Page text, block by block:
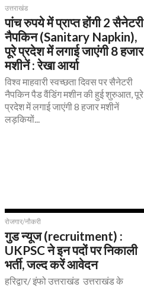
उत्तराखंड
पांच रुपये में प्राप्त होंगी 2 सैनेटरी
नैपकिन (Sanitary Napkin),
पूरे प्रदेश में लगाई जाएंगी 8 हजार
मशीनें : रेखा आर्या
विश्व माहवारी स्वच्छता दिवस पर सैनेटरी
नैपकिन पैड वैंडिंग मशीन की हुई शुरुआत, पूरे
प्रदेश में लगाई जाएंगी 8 हजार मशीनें
लड़कियों...
रोजगार/नौकरी
गुड न्यूज (recruitment) :
UKPSC ने इन पदों पर निकाली
भर्ती, जल्द करें आवेदन
हरिद्वार/ इंफो उत्तराखंड उत्तराखंड के